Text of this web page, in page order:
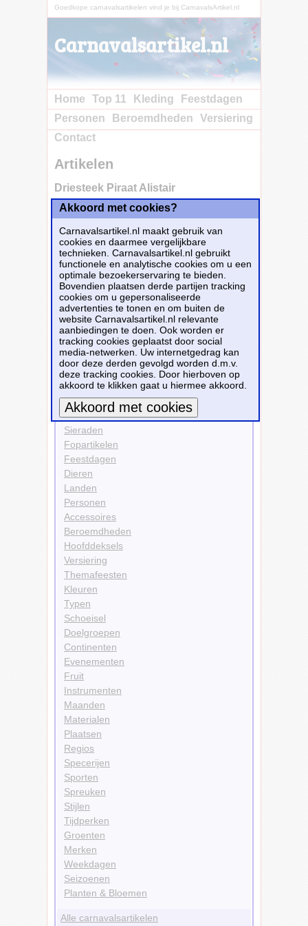
Goedkope carnavalsartikelen vind je bij CarnavalsArtikel.nl
Carnavalsartikel.nl
Home Top 11 Kleding
Feestdagen
Personen
Beroemdheden
Versiering
Contact
Artikelen
Driesteek Piraat Alistair
Koop nu bij e-
Carnavalskleding.nl voor slechts€ 15.75!
Dit carnavalsartikelDriesteek Piraat Alistair
is te bestellen bijE-Carnavalskleding.nlvoor
15,75.
Bestellen
Personen
Piraten
Bekijk alle carnavalsartikelen
Carnavalsartikelen
Kleding
Sieraden
Fopartikelen
Feestdagen
Dieren
Landen
Personen
Accessoires
Beroemdheden
Hoofddeksels
Versiering
Themafeesten
Kleuren
Typen
Schoeisel
Doelgroepen
Continenten
Evenementen
Fruit
Instrumenten
Maanden
Materialen
Plaatsen
Regios
Specerijen
Sporten
Spreuken
Stijlen
Tijdperken
Groenten
Merken
Weekdagen
Seizoenen
Planten & Bloemen
Alle carnavalsartikelen
Akkoord met cookies?
Carnavalsartikel.nl maakt gebruik van
cookies en daarmee vergelijkbare
technieken. Carnavalsartikel.nl gebruikt
functionele en analytische cookies om u een
optimale bezoekerservaring te bieden.
Bovendien plaatsen derde partijen tracking
cookies om u gepersonaliseerde
advertenties te tonen en om buiten de
website Carnavalsartikel.nl relevante
aanbiedingen te doen. Ook worden er
tracking cookies geplaatst door social
media-netwerken. Uw internetgedrag kan
door deze derden gevolgd worden d.m.v.
deze tracking cookies. Door hierboven op
akkoord te klikken gaat u hiermee akkoord.
Meer informatie